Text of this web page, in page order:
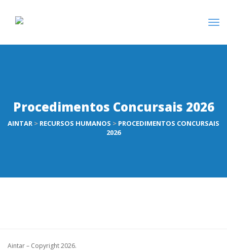
Procedimentos Concursais 2026
AINTAR > RECURSOS HUMANOS > PROCEDIMENTOS CONCURSAIS
2026
Aintar – Copyright2026.